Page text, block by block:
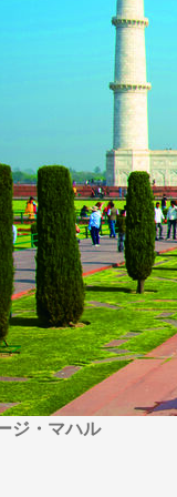
特別企画
日系航空
野生動物
お花・紅葉
専任ガイ
ラ・プル
ガンツウ
美食・旬
島旅
ジ・マハル